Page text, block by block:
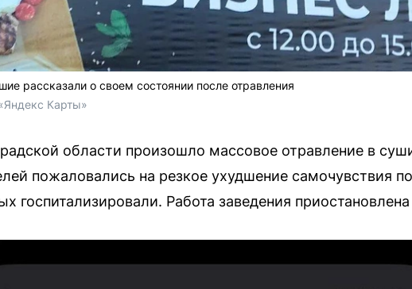
рассказали о своем состоянии после отравления
Карты»
области произошло массовое отравление в
пожаловались на резкое ухудшение самочувствия
госпитализировали. Работа заведения